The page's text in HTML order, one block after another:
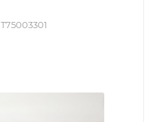
T75003301